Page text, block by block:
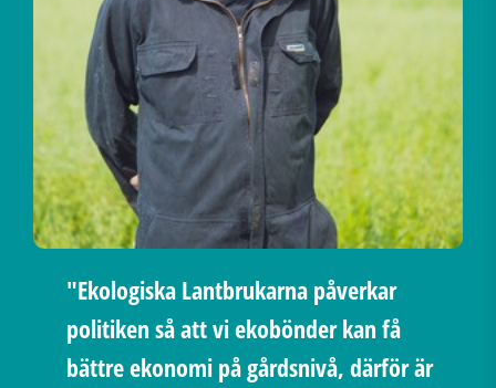
"Ekologiska Lantbrukarna påverkar
politiken så att vi ekobönder kan få
bättre ekonomi på gårdsnivå, därför är